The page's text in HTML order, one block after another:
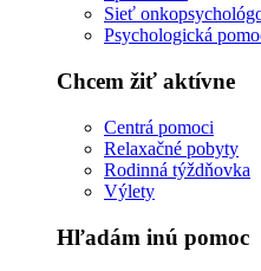
Sieť
Psychologická
Chcem žiť aktívne
Centrá pomoci
Relaxačné pobyty
Rodinná týždňovka
Výlety
Hľadám inú pomoc